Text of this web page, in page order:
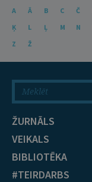
A Ā B C Č
Ķ
L Ļ M N
Z
Ž
ŽURNĀLS
VEIKALS
BIBLIOTĒKA
#TEIRDARBS